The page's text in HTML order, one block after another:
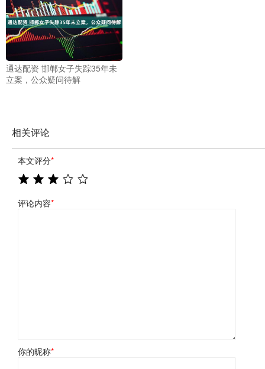
通达配资 邯郸女子失踪35年未
立案，公众疑问待解
相关评论
本文评分*
评论内容*
你的昵称*